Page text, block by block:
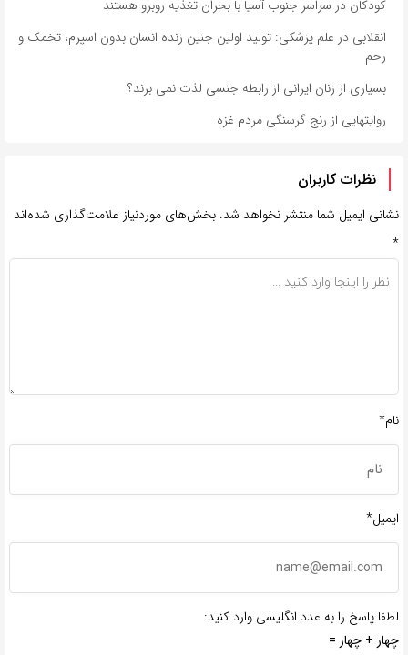
کودکان در سراسر جنوب آسیا با بحران تغذیه روبرو هستند
انقلابی در علم پزشکی: تولید اولین جنین زنده انسان بدون اسپرم، تخمک و
رحم
بسیاری از زنان ایرانی از رابطه جنسی لذت نمی برند؟
روایتهایی از رنج گرسنگی مردم غزه
نظرات کاربران
نشانی ایمیل شما منتشر نخواهد شد. بخش‌های موردنیاز علامت‌گذاری شده‌اند
*
نام*
ایمیل*
لطفا پاسخ را به عدد انگلیسی وارد کنید:
چهار + چهار =